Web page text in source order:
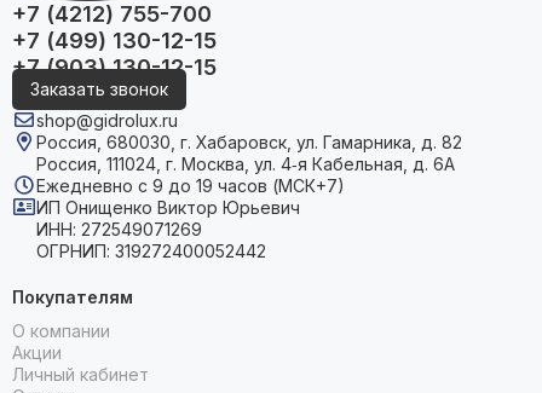
+7 (4212) 755-700
+7 (499) 130-12-15
+7 (903) 130-12-15
Заказать звонок
shop@gidrolux.ru
Россия, 680030, г. Хабаровск, ул. Гамарника, д. 82
Россия, 111024, г. Москва, ул. 4‑я Кабельная, д. 6А
Ежедневно с 9 до 19 часов (МСК+7)
ИП Онищенко Виктор Юрьевич
ИНН: 272549071269
ОГРНИП: 319272400052442
Покупателям
О компании
Акции
Личный кабинет